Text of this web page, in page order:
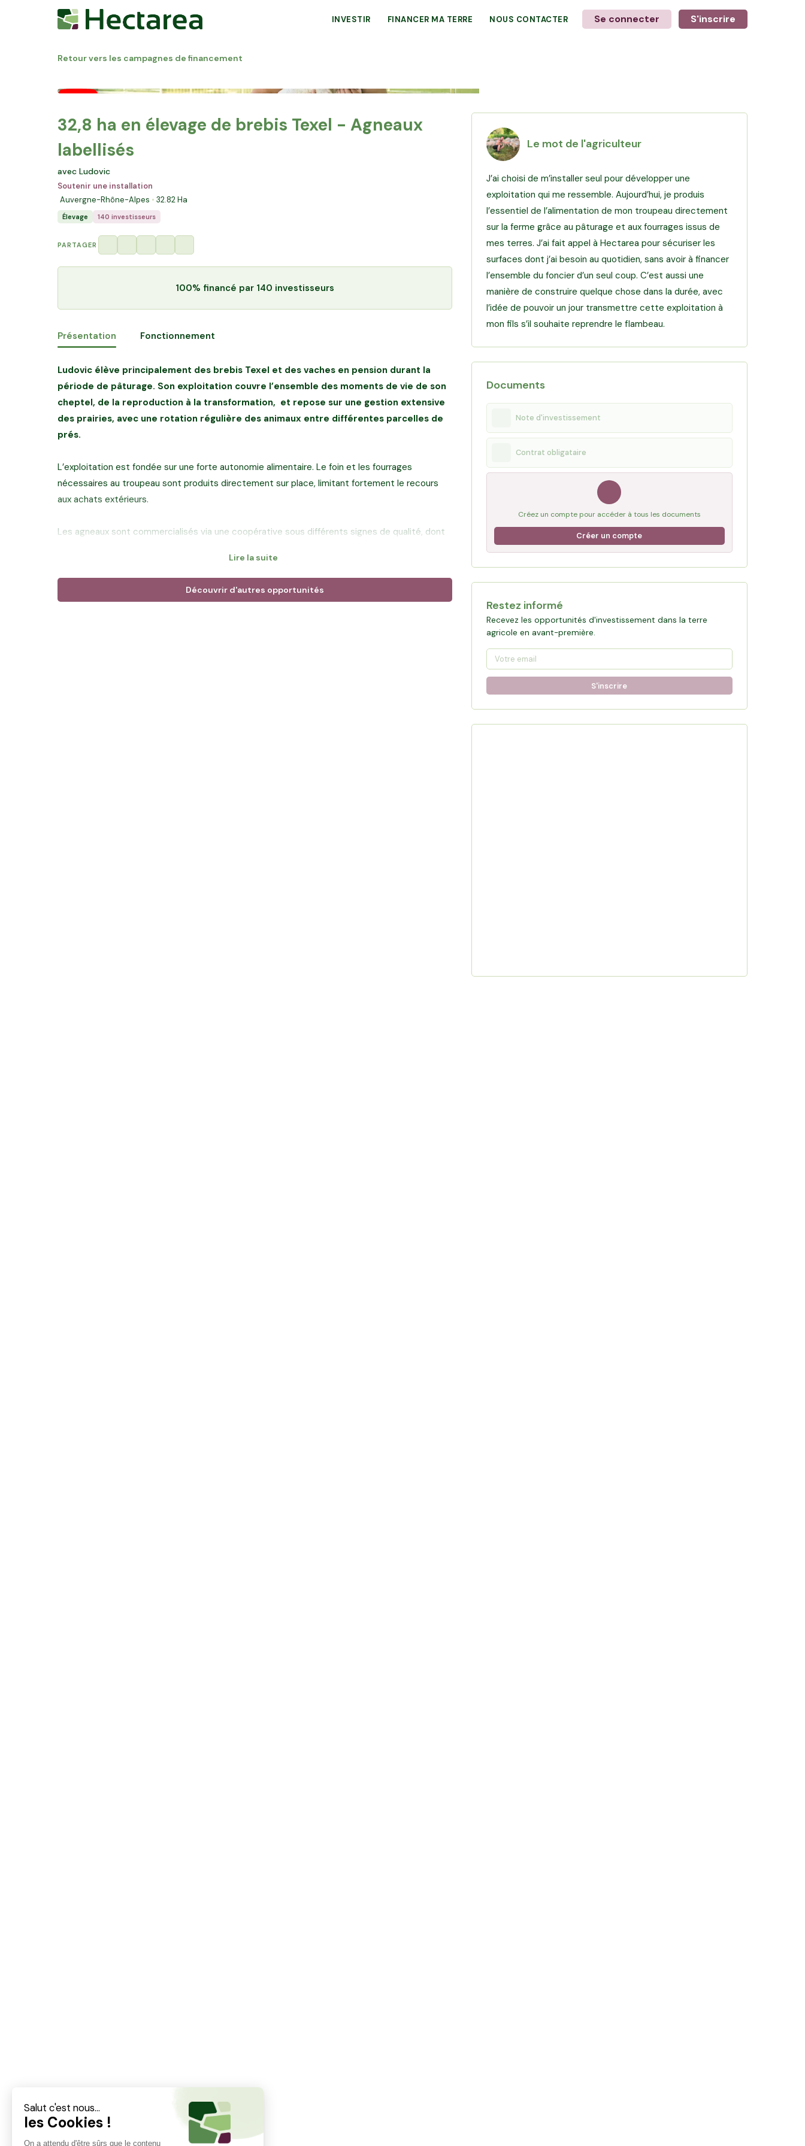
INVESTIR FINANCER MA TERRE NOUS CONTACTER Se connecter S'inscrire
Retour vers les campagnes de financement
32,8 ha en élevage de brebis Texel - Agneaux
labellisés
avec Ludovic
Soutenir une installation
Auvergne-Rhône-Alpes
32.82Ha
Élevage 140 investisseurs
PARTAGER
100% financé par 140 investisseurs
Présentation Fonctionnement
Ludovic élève principalement des brebis Texel et des vaches en pension durant la
période de pâturage. Son exploitation couvre l’ensemble des moments de vie de son
cheptel, de la reproduction à la transformation, et repose sur une gestion extensive
des prairies, avec une rotation régulière des animaux entre différentes parcelles de
prés.
L’exploitation est fondée sur une forte autonomie alimentaire. Le foin et les fourrages
nécessaires au troupeau sont produits directement sur place, limitant fortement le recours
aux achats extérieurs.
Les agneaux sont commercialisés via une coopérative sous différents signes de qualité, dont
pratiques d’élevage exigeantes et garantissent une distribution maîtrisée en boucherie et
commerces locaux
Lire la suite
Découvrir d'autres opportunités
Le mot de l'agriculteur
J’ai choisi de m’installer seul pour développer une
exploitation qui me ressemble. Aujourd’hui, je produis
l’essentiel de l’alimentation de mon troupeau directement
sur la ferme grâce au pâturage et aux fourrages issus de
mes terres. J’ai fait appel à Hectarea pour sécuriser les
surfaces dont j’ai besoin au quotidien, sans avoir à financer
l’ensemble du foncier d’un seul coup. C’est aussi une
manière de construire quelque chose dans la durée, avec
l’idée de pouvoir un jour transmettre cette exploitation à
mon fils s’il souhaite reprendre le flambeau.
Documents
Note d'investissement
Contrat obligataire
Créez un compte pour accéder à tous les documents
Créer un compte
Restez informé
Recevez les opportunités d'investissement dans la terre
agricole en avant-première.
S'inscrire